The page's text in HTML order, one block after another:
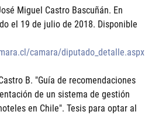
Miguel Castro Bascuñán. En
el 19 de julio de 2018. Disponible
camara/diputado_detalle.aspx
B. "Guía de recomendaciones
de un sistema de gestión
en Chile". Tesis para optar al